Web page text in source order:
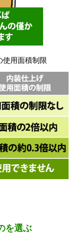
使用面積制限
を選ぶ